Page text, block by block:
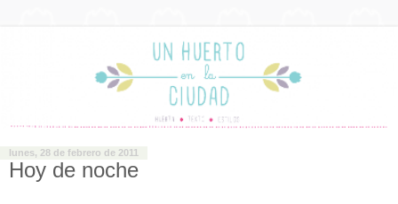
lunes, 28 de febrero de 2011
Hoy de noche